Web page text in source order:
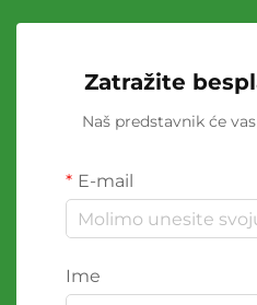
Zatražite
Naš predstavnik će
E-mail
Ime